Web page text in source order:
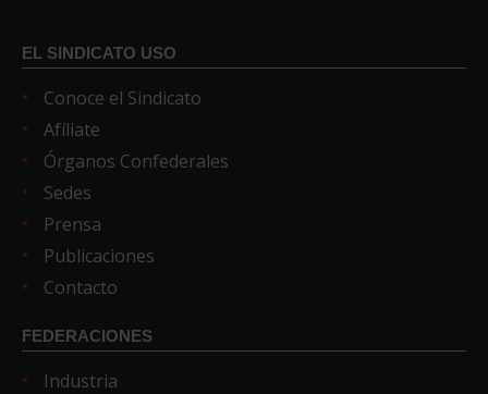
EL SINDICATO USO
Conoce el Sindicato
Afíliate
Órganos Confederales
Sedes
Prensa
Publicaciones
Contacto
FEDERACIONES
Industria